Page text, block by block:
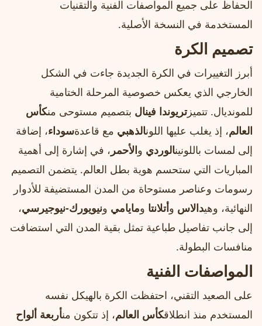
الحفاظ على جميع المواصفات الفنية والتقنيات
المستخدمة في النسخة الأصلية.
تصميم الكرة
أبرز التغييرات في الكرة الجديدة جاءت في الشكل
الخارجي الذي يعكس خصوصية المرحلة الختامية
للمونديال. تتميزتريوندا فينال بتصميم مستوحى منكأس
العالم، إذ يغلب عليها اللونالذهبي مع قاعدةسوداء، إضافة
إلى لمسات باللونينالوردي والأحمر ، في إشارة إلى أهمية
المباريات التي ستحسم هوية بطل العالم. يتضمن التصميم
رسومات وعناصر مستوحاة من المدن المستضيفة للأدوار
النهائية، وهيدالاس وأتلانتا ومايامي ونيويورك-نيوجيرسي،
إلى جانب تفاصيل طباعية تمثل بقية المدن التي استضافت
منافسات البطولة.
المواصفات الفنية
على الصعيد التقني، احتفظت الكرة بالهيكل نفسه
المستخدم منذ انطلاقكأس العالم، إذ تتكون منأربعة ألواح